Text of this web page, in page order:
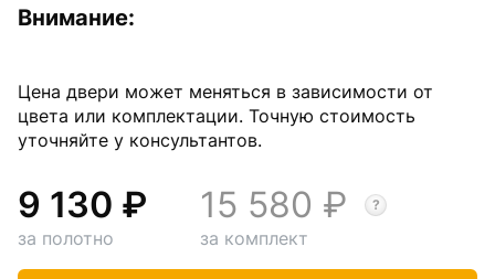
Внимание:
Цена двери может меняться в зависимости от
цвета или комплектации. Точную стоимость
уточняйте у консультантов.
9 130
за полотно
15 580
за комплект